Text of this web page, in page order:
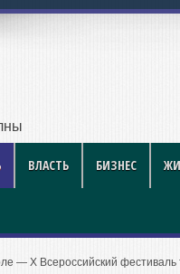
гид для покупателя
ВЛАСТЬ БИЗНЕС
— X Всероссийский фестиваль